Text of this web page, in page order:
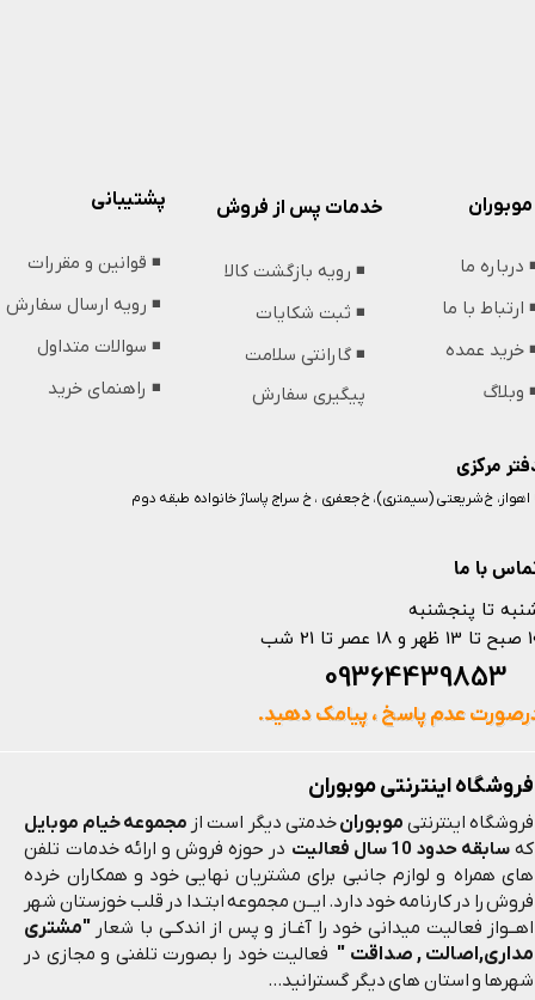
فروشگاه اینترنتی موبوران
فروشگاه اینترنتی موبورانخدمتی دیگر است از مجموعه خیام موبایل
که سابقه حدود 10 سال فعالیت
در حوزه فروش و ارائه خدمات تلفن
های همراه و لوازم جانبی برای مشتریان نهایی خود و همکاران خرده
فروش را در کارنامه خود دارد. ایــن مجموعه ابتـدا در قلب خوزستان شهر
اهــواز فعالیت میدانی خود را آغـاز و پس از اندکـی با شعار "مشتری
مداری,اصالت , صداقت " فعالیت خود را بصورت تلفنی و مجازی در
شهرها و استان های دیگر گسترانید...
مرکزی
با ما
اهواز، خ شریعتی (سیمتری)، خ جعفری ، خ سراج پاساژ خانواده طبقه دوم
تا پنجشنبه
تا 21 شب
عدم پاسخ ، پیامک دهید.
پشتیبانی
◾️ قوانین و مقررات
◾️ رویه ارسال سفارش
◾️ سوالات متداول
◾️ راهنمای خرید
موبوران
درباره ما
ارتباط با ما
خرید عمده
وبلاگ
خدمات پس از فروش
◾️ رویه بازگشت کالا
◾️ ثبت شکایات
◾️ گارانتی سلامت
پیگیری سفارش